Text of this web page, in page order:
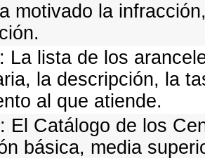
motivado la
La lista de los
la descripción, la
al que atiende.
El Catálogo de los
básica, media